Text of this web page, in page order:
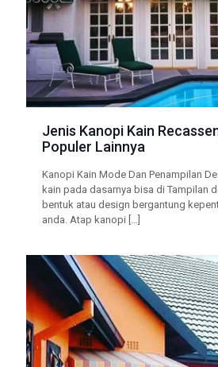
Jenis Kanopi Kain
Populer Lainnya
Kanopi Kain Mode Dan Penampilan
kain pada dasarnya bisa di Tampilan
bentuk atau design bergantung
anda. Atap kanopi